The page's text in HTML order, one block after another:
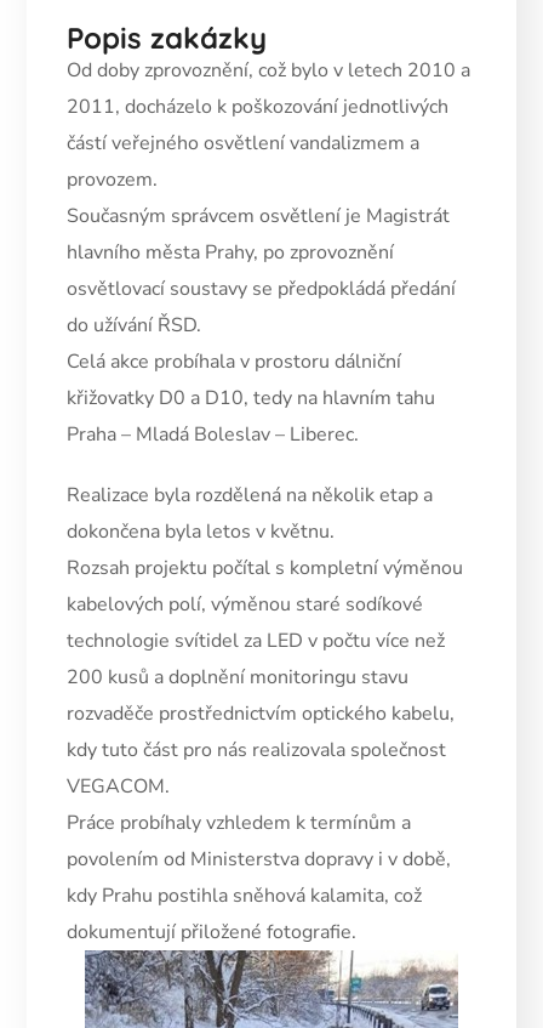
Popis zakázky
Od doby zprovoznění, což bylo v letech 2010 a
2011, docházelo k poškozování jednotlivých
částí veřejného osvětlení vandalizmem a
provozem.
Současným správcem osvětlení je Magistrát
hlavního města Prahy, po zprovoznění
osvětlovací soustavy se předpokládá předání
do užívání ŘSD.
Celá akce probíhala v prostoru dálniční
křižovatky D0 a D10, tedy na hlavním tahu
Praha – Mladá Boleslav – Liberec.
Realizace byla rozdělená na několik etap a
dokončena byla letos v květnu.
Rozsah projektu počítal s kompletní výměnou
kabelových polí, výměnou staré sodíkové
technologie svítidel za LED v počtu více než
200 kusů a doplnění monitoringu stavu
rozvaděče prostřednictvím optického kabelu,
kdy tuto část pro nás realizovala společnost
VEGACOM.
Práce probíhaly vzhledem k termínům a
povolením od Ministerstva dopravy i v době,
kdy Prahu postihla sněhová kalamita, což
dokumentují přiložené fotografie.